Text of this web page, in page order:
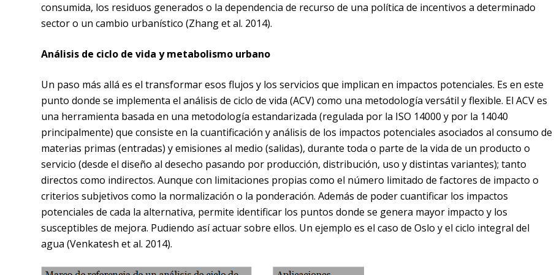
consumida, los residuos generados o la dependencia de recurso de una política de incentivos a determinado
sector o un cambio urbanístico(Zhang et al. 2014).
Análisis de ciclo de vida y metabolismo urbano
Un paso más allá es el transformar esos flujos y los servicios que implican en impactos potenciales. Es en este
punto donde se implementa el análisis de ciclo de vida (ACV) como una metodología versátil y flexible. El ACV es
una herramienta basada en una metodología estandarizada (regulada por la ISO 14000 y por la 14040
principalmente) que consiste en la cuantificación y análisis de los impactos potenciales asociados al consumo de
materias primas (entradas) y emisiones al medio (salidas), durante toda o parte de la vida de un producto o
servicio (desde el diseño al desecho pasando por producción, distribución, uso y distintas variantes); tanto
directos como indirectos. Aunque con limitaciones propias como el número limitado de factores de impacto o
criterios subjetivos como la normalización o la ponderación. Además de poder cuantificar los impactos
potenciales de cada la alternativa, permite identificar los puntos donde se genera mayor impacto y los
susceptibles de mejora. Pudiendo así actuar sobre ellos. Un ejemplo es el caso de Oslo y el ciclo integral del
agua(Venkatesh et al. 2014).